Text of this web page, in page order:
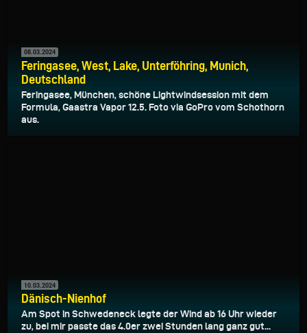
08.03.2024
Feringasee, West, Lake, Unterföhring, Munich,
Deutschland
Feringasee, München, schöne Lightwindsession mit dem
Formula, Gaastra Vapor 12.5. Foto via GoPro vom Schothorn
aus.
10.03.2024
Dänisch-Nienhof
Am Spot in Schwedeneck legte der Wind ab 16 Uhr wieder
zu, bei mir passte das 4.0er zwei Stunden lang ganz gut...